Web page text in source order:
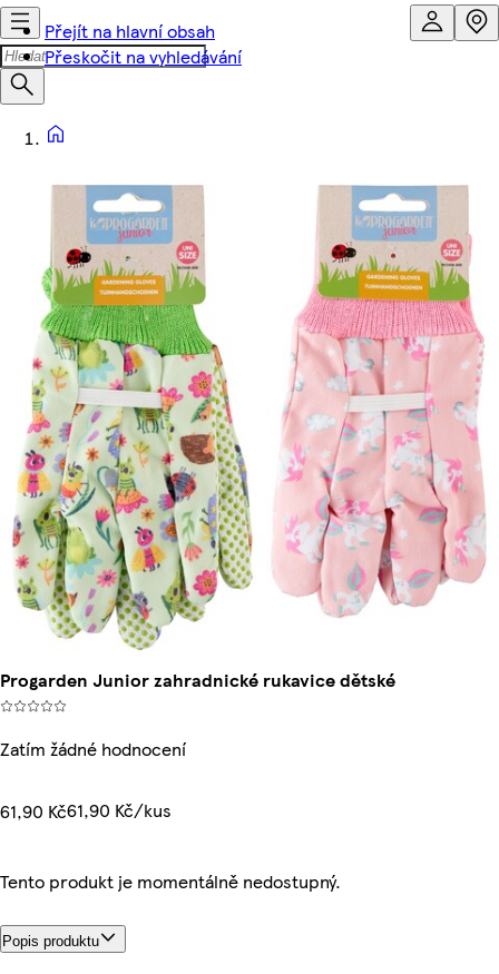
Přejít na hlavní obsah
Přeskočit na vyhledávání
Progarden Junior zahradnické rukavice dětské
Zatím žádné hodnocení
61,90 Kč61,90 Kč/kus
Tento produkt je momentálně nedostupný.
Popis produktu